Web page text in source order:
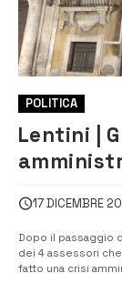
POLITICA
Lentini |
17 DICEMBRE
Dopo il passaggio
dei 4 assessori
fatto una crisi